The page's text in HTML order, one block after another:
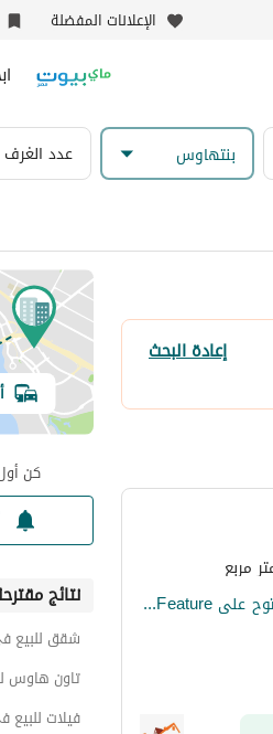
الإعلانات المفضلة
بنتهاوس
إعادة البحث
بنتهاوس للبيع في كمبوند زيزينيا – فيو مفتوح على Water Feature
كن
نتائج
شقق للبيع
تاون هاوس
فيلات